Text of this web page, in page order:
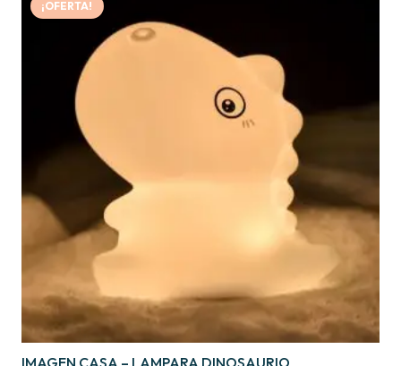
¡OFERTA!
IMAGEN CASA – LAMPARA DINOSAURIO